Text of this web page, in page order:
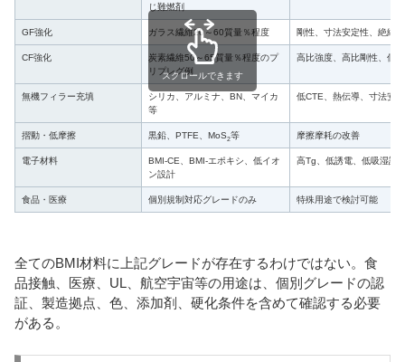
じ難燃剤
GF強化 ガラス繊維20～60質量％程度 剛性、寸法安定性、絶縁性
CF強化
炭素繊維50～65質量％程度のプ
リプレグ例
高比強度、高比剛性、低
無機フィラー充填
シリカ、アルミナ、BN、マイカ
等
低CTE、熱伝導、寸法安
摺動・低摩擦 黒鉛、PTFE、MoS2等 摩擦摩耗の改善
電子材料
BMI-CE、BMI-エポキシ、低イオ
ン設計
高Tg、低誘電、低吸湿設
食品・医療 個別規制対応グレードのみ 特殊用途で検討可能
スクロールできます
全てのBMI材料に上記グレードが存在するわけではない。食
品接触、医療、UL、航空宇宙等の用途は、個別グレードの認
証、製造拠点、色、添加剤、硬化条件を含めて確認する必要
がある。